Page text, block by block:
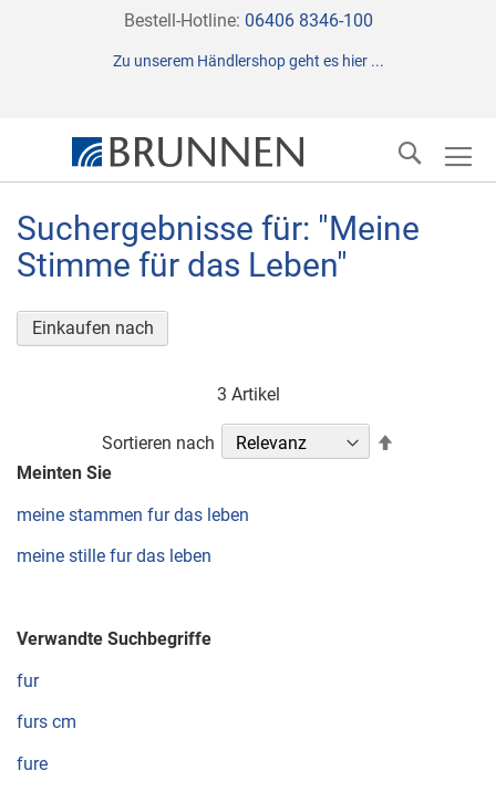
Direkt
Inhalt
Bestell-Hotline: 06406 8346-100
Zu unserem Händlershop geht es hier ...
Suche
Suchergebnisse für: "Meine
Stimme für das Leben"
3 Artikel
Sortieren nach
Meinten Sie
meine stammen fur das leben
meine stille fur das leben
Verwandte Suchbegriffe
fur
furs cm
fure
Einkaufen nach